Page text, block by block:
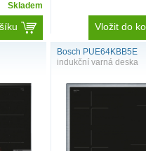
Skladem
Vložit do
Bosch PUE64KBB5E
indukční varná deska